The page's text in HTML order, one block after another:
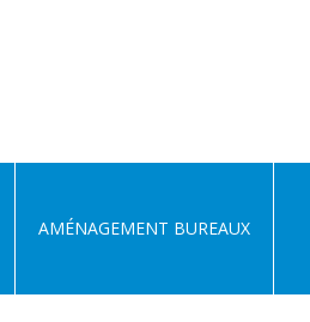
AMÉNAGEMENT BUREAUX